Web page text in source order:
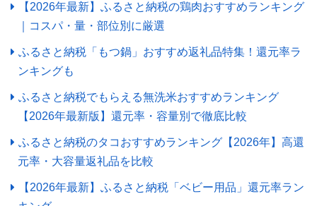
【2026年最新】ふるさと納税の鶏肉おすすめランキング
｜コスパ・量・部位別に厳選
ふるさと納税「もつ鍋」おすすめ返礼品特集！還元率ラ
ンキングも
ふるさと納税でもらえる無洗米おすすめランキング
【2026年最新版】還元率・容量別で徹底比較
ふるさと納税のタコおすすめランキング【2026年】高還
元率・大容量返礼品を比較
【2026年最新】ふるさと納税「ベビー用品」還元率ラン